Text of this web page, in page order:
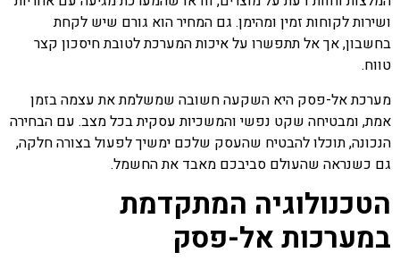
ושירות לקוחות זמין ומהימן. גם המחיר הוא גורם שיש לקחת
בחשבון, אך אל תתפשרו על איכות המערכת לטובת חיסכון קצר
טווח.
מערכת אל-פסק היא השקעה חשובה שמשלמת את עצמה בזמן
אמת, ומבטיחה שקט נפשי והמשכיות עסקית בכל מצב. עם הבחירה
הנכונה, תוכלו להבטיח שהעסק שלכם ימשיך לפעול בצורה חלקה,
גם כשנראה שהעולם סביבכם מאבד את החשמל.
הטכנולוגיה המתקדמת
במערכות אל-פסק